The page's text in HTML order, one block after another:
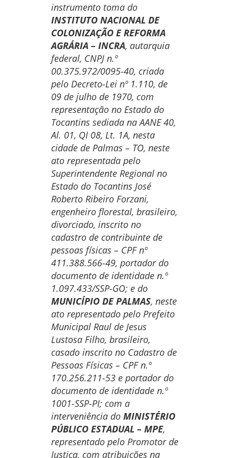
instrumento toma do
INSTITUTO NACIONAL DE
COLONIZAÇÃO E REFORMA
AGRÁRIA – INCRA, autarquia
federal, CNPJ n.º
00.375.972/0095-40, criada
pelo Decreto-Lei nº 1.110, de
09 de julho de 1970, com
representação no Estado do
Tocantins sediada na AANE 40,
Al. 01, QI 08, Lt. 1A, nesta
cidade de Palmas – TO, neste
ato representada pelo
Superintendente Regional no
Estado do Tocantins José
Roberto Ribeiro Forzani,
engenheiro florestal, brasileiro,
divorciado, inscrito no
cadastro de contribuinte de
pessoas físicas – CPF nº
411.388.566-49, portador do
documento de identidade n.º
1.097.433/SSP-GO; e do
MUNICÍPIO DE PALMAS, neste
ato representado pelo Prefeito
Municipal Raul de Jesus
Lustosa Filho, brasileiro,
casado inscrito no Cadastro de
Pessoas Físicas – CPF n.º
170.256.211-53 e portador do
documento de identidade n.º
1001-SSP-PI; com a
interveniência do MINISTÉRIO
PÚBLICO ESTADUAL – MPE,
representado pelo Promotor de
Justiça, com atribuições na